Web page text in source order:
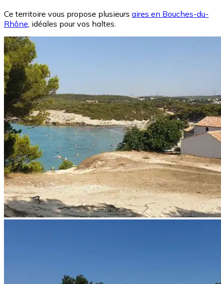
Ce territoire vous propose plusieurs aires en Bouches-du-
Rhône, idéales pour vos haltes.